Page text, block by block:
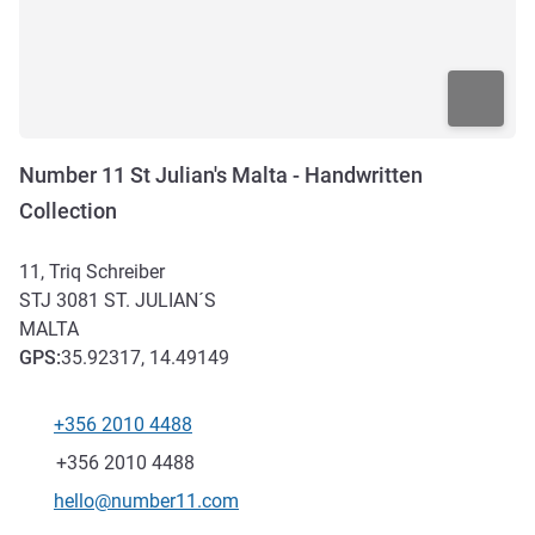
Number 11 St Julian's Malta - Handwritten
Collection
11, Triq Schreiber
STJ 3081 ST. JULIAN´S
MALTA
GPS:35.92317, 14.49149
Telefone
+356 2010 4488
Fax
+356 2010 4488
E-mail de contacto
hello@number11.com